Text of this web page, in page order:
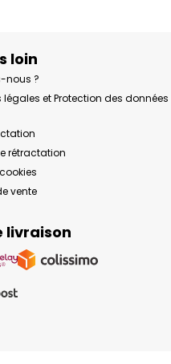
loin
nous ?
et Protection des données
rétractation
vente
livraison